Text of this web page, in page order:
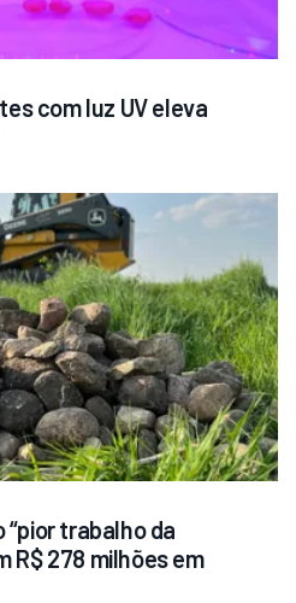
com luz UV eleva
“pior trabalho da
R$ 278 milhões em